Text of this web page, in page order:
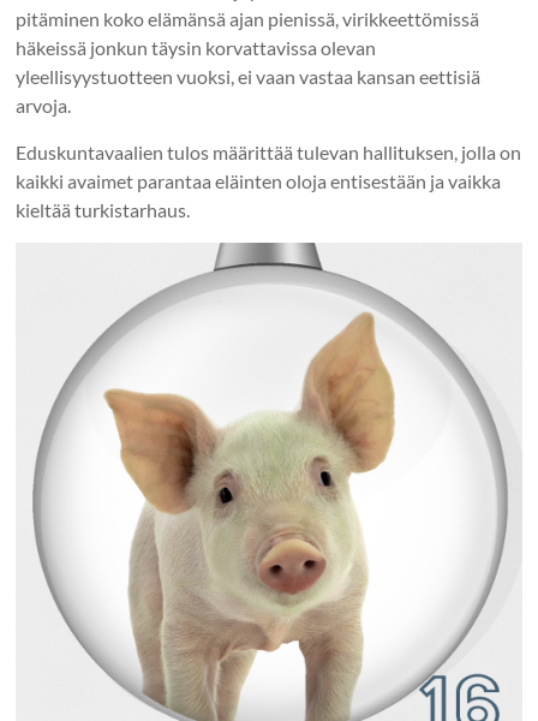
pitäminen koko elämänsä ajan pienissä, virikkeettömissä
häkeissä jonkun täysin korvattavissa olevan
yleellisyystuotteen vuoksi, ei vaan vastaa kansan eettisiä
arvoja.
Eduskuntavaalien tulos määrittää tulevan hallituksen, jolla on
kaikki avaimet parantaa eläinten oloja entisestään ja vaikka
kieltää turkistarhaus.